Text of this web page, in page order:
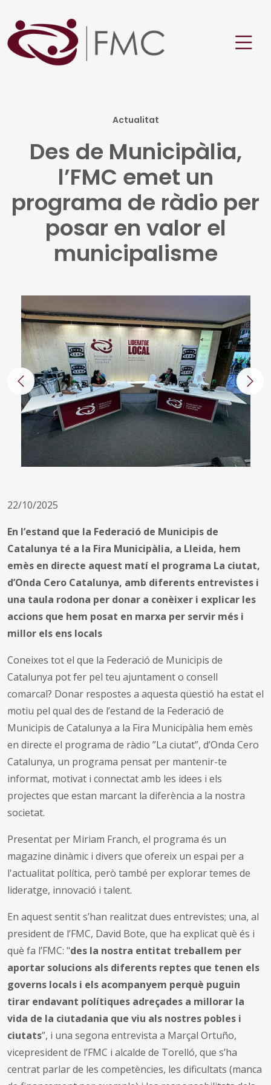
Actualitat
Des de Municipàlia,
l’FMC emet un
programa de ràdio per
posar en valor el
municipalisme
Anterior
22/10/2025
En l’estand que la Federació de Municipis de
Catalunya té a la Fira Municipàlia, a Lleida, hem
emès en directe aquest matí el programa La ciutat,
d’Onda Cero Catalunya, amb diferents entrevistes i
una taula rodona per donar a conèixer i explicar les
accions que hem posat en marxa per servir més i
millor els ens locals
Coneixes tot el que la Federació de Municipis de
Catalunya pot fer pel teu ajuntament o consell
comarcal? Donar respostes a aquesta qüestió ha estat el
motiu pel qual des de l’estand de la Federació de
Municipis de Catalunya a la Fira Municipàlia hem emès
en directe el programa de ràdio ”La ciutat”, d’Onda Cero
Catalunya, un programa pensat per mantenir-te
informat, motivat i connectat amb les idees i els
projectes que estan marcant la diferència a la nostra
societat.
Presentat per Miriam Franch, el programa és un
magazine dinàmic i divers que ofereix un espai per a
l'actualitat política, però també per explorar temes de
lideratge, innovació i talent.
En aquest sentit s’han realitzat dues entrevistes; una, al
president de l’FMC, David Bote, que ha explicat què és i
què fa l’FMC: "des la nostra entitat treballem per
aportar solucions als diferents reptes que tenen els
governs locals i els acompanyem perquè puguin
tirar endavant polítiques adreçades a millorar la
vida de la ciutadania que viu als nostres pobles i
ciutats”, i una segona entrevista a Marçal Ortuño,
vicepresident de l’FMC i alcalde de Torelló, que s’ha
centrat parlar de les competències, les dificultats (manca